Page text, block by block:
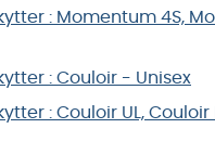
: Momentum 4S,
: Couloir - Unisex
: Couloir UL, Couloir